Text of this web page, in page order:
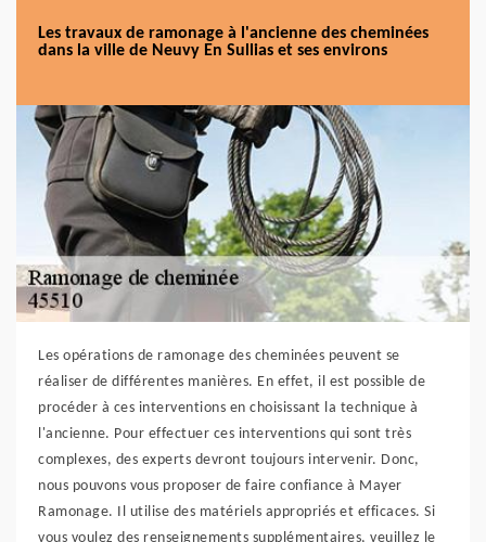
Les travaux de ramonage à l'ancienne des cheminées
dans la ville de Neuvy En Sullias et ses environs
Les opérations de ramonage des cheminées peuvent se
réaliser de différentes manières. En effet, il est possible de
procéder à ces interventions en choisissant la technique à
l'ancienne. Pour effectuer ces interventions qui sont très
complexes, des experts devront toujours intervenir. Donc,
nous pouvons vous proposer de faire confiance à Mayer
Ramonage. Il utilise des matériels appropriés et efficaces. Si
vous voulez des renseignements supplémentaires, veuillez le